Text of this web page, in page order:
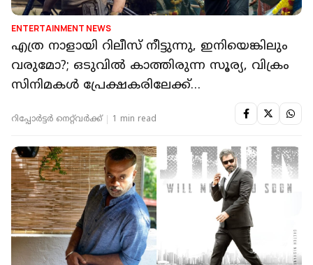
ENTERTAINMENT NEWS
എത്ര നാളായി റിലീസ് നീട്ടുന്നു, ഇനിയെങ്കിലും
വരുമോ?; ഒടുവിൽ കാത്തിരുന്ന സൂര്യ, വിക്രം
സിനിമകൾ പ്രേക്ഷകരിലേക്ക്…
റിപ്പോർട്ടർ നെറ്റ്‌വര്‍ക്ക്‌ 1 min read